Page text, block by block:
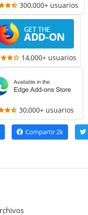
300,000+ usuarios
14,000+ usuarios
30,000+ usuarios
Compartir2k